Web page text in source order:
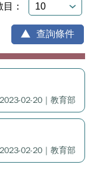
：
查詢條件
2023-02-20｜教育部
2023-02-20｜教育部